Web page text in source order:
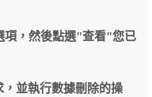
項，然後點選"查看"您已
並執行數據刪除的操